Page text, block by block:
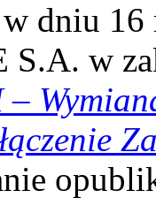
dniu 16
S.A. w
–